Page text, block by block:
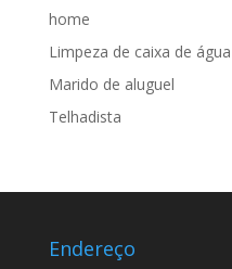
home
Limpeza de caixa de água
Marido de aluguel
Telhadista
Endereço